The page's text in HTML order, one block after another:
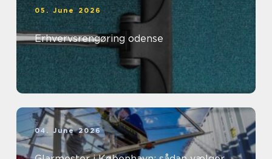
05. June 2026
Erhvervsrengøring odense
04. June 2026